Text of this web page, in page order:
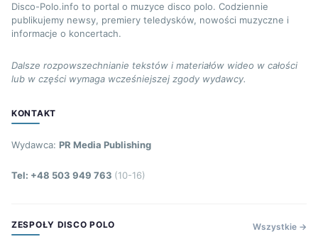
Disco-Polo.info to portal o muzyce disco polo. Codziennie
publikujemy newsy, premiery teledysków, nowości muzyczne i
informacje o koncertach.
Dalsze rozpowszechnianie tekstów i materiałów wideo w całości
lub w części wymaga wcześniejszej zgody wydawcy.
KONTAKT
Wydawca: PR Media Publishing
Tel: +48 503 949 763 (10-16)
ZESPOŁY DISCO POLO Wszystkie →